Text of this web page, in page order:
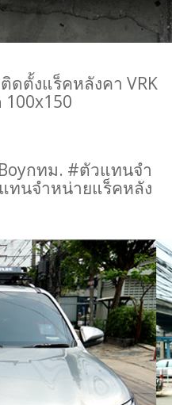
ดตั้งแร็คหลังคา VRK
กทม. #ตัวแทนจำ
ทนจำหน่ายแร็คหลัง